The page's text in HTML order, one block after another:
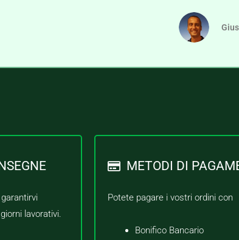
lavorativi.
METODI DI
Potete pagare i vostri ordini con
Bonifico Bancario